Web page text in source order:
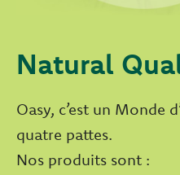
Natural
Oasy, c’est un Monde
quatre pattes.
Nos produits sont :